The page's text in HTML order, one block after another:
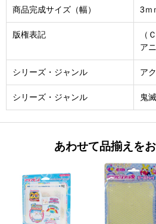
商品完成サイズ（幅） 3ｍ
版権表記
（
ア
シリーズ・ジャンル ア
シリーズ・ジャンル 鬼
あわせて品揃えを